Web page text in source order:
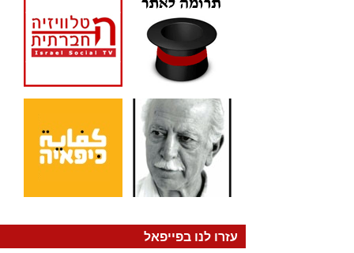
עזרו לנו בפייפאל